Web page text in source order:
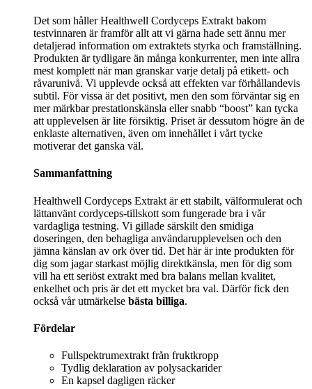
Det som håller Healthwell Cordyceps Extrakt bakom
testvinnaren är framför allt att vi gärna hade sett ännu mer
detaljerad information om extraktets styrka och framställning.
Produkten är tydligare än många konkurrenter, men inte allra
mest komplett när man granskar varje detalj på etikett- och
råvarunivå. Vi upplevde också att effekten var förhållandevis
subtil. För vissa är det positivt, men den som förväntar sig en
mer märkbar prestationskänsla eller snabb “boost” kan tycka
att upplevelsen är lite försiktig. Priset är dessutom högre än de
enklaste alternativen, även om innehållet i vårt tycke
motiverar det ganska väl.
Sammanfattning
Healthwell Cordyceps Extrakt är ett stabilt, välformulerat och
lättanvänt cordyceps-tillskott som fungerade bra i vår
vardagliga testning. Vi gillade särskilt den smidiga
doseringen, den behagliga användarupplevelsen och den
jämna känslan av ork över tid. Det här är inte produkten för
dig som jagar starkast möjlig direktkänsla, men för dig som
vill ha ett seriöst extrakt med bra balans mellan kvalitet,
enkelhet och pris är det ett mycket bra val. Därför fick den
också vår utmärkelse bästa billiga.
Fördelar
Fullspektrumextrakt från fruktkropp
Tydlig deklaration av polysackarider
En kapsel dagligen räcker